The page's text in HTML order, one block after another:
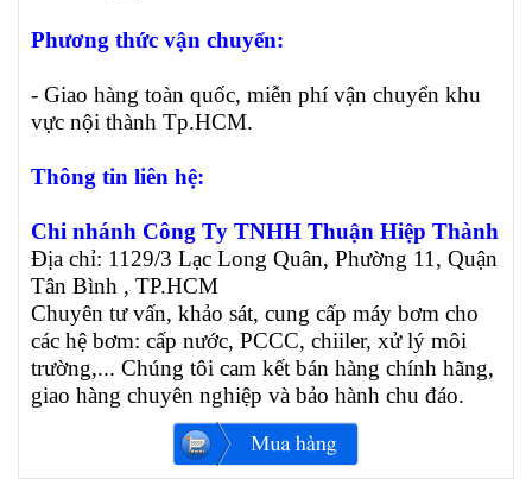
Phương thức vận chuyển:
- Giao hàng toàn quốc, miễn phí vận chuyển khu
vực nội thành Tp.HCM.
Thông tin liên hệ:
Chi nhánh Công Ty TNHH Thuận Hiệp Thành
Địa chỉ: 1129/3 Lạc Long Quân, Phường 11, Quận
Tân Bình , TP.HCM
Chuyên tư vấn, khảo sát, cung cấp máy bơm cho
các hệ bơm: cấp nước, PCCC, chiiler, xử lý môi
trường,... Chúng tôi cam kết bán hàng chính hãng,
giao hàng chuyên nghiệp và bảo hành chu đáo.